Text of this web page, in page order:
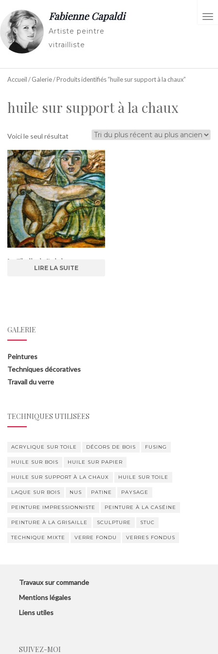
Fabienne Capaldi
Artiste peintre
vitrailliste
Accueil/Galerie/ Produits identifiés “huile sur support à la chaux”
huile sur support à la chaux
Voici le seul résultat
La Sibylle de Delphes
LIRE LA SUITE
GALERIE
Peintures
Techniques décoratives
Travail du verre
TECHNIQUES UTILISÉES
ACRYLIQUE SUR TOILE DÉCORS DE BOIS FUSING
HUILE SUR BOIS HUILE SUR PAPIER
HUILE SUR SUPPORT À LA CHAUX HUILE SUR TOILE
LAQUE SUR BOIS NUS PATINE PAYSAGE
PEINTURE IMPRESSIONNISTE PEINTURE À LA CASÉINE
PEINTURE À LA GRISAILLE SCULPTURE STUC
TECHNIQUE MIXTE VERRE FONDU VERRES FONDUS
Travaux sur commande
Mentions légales
Liens utiles
SUIVEZ-MOI